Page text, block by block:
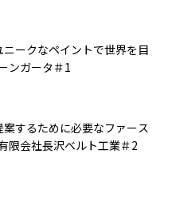
ークなペイントで世界を目
ンガータ＃1
するために必要なファース
限会社長沢ベルト工業＃2